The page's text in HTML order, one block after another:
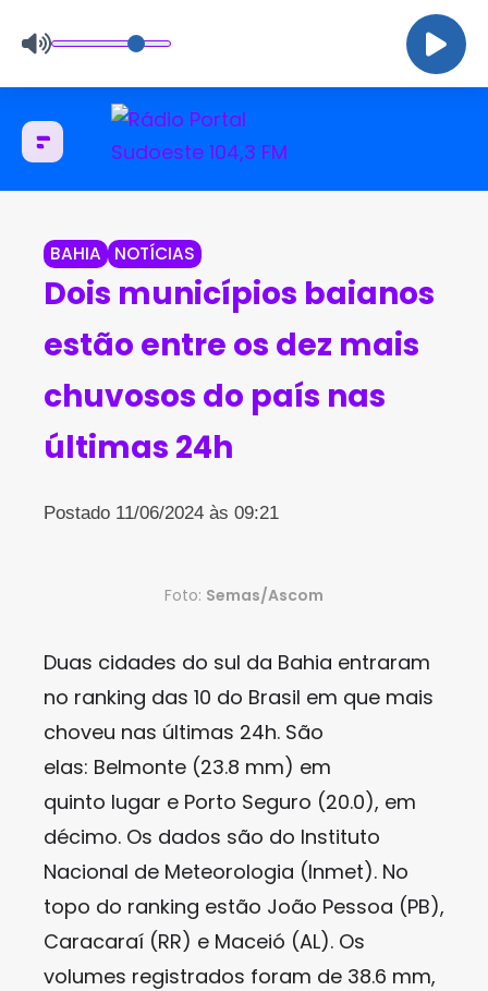
BAHIA NOTÍCIAS
Dois municípios baianos
estão entre os dez mais
chuvosos do país nas
últimas 24h
Postado 11/06/2024 às 09:21
Foto: Semas/Ascom
Duas cidades do sul da Bahia entraram
no ranking das 10 do Brasil em que mais
choveu nas últimas 24h. São
elas: Belmonte (23.8 mm) em
quinto lugar e Porto Seguro (20.0), em
décimo. Os dados são do Instituto
Nacional de Meteorologia (Inmet). No
topo do ranking estão João Pessoa (PB),
Caracaraí (RR) e Maceió (AL). Os
volumes registrados foram de 38.6 mm,